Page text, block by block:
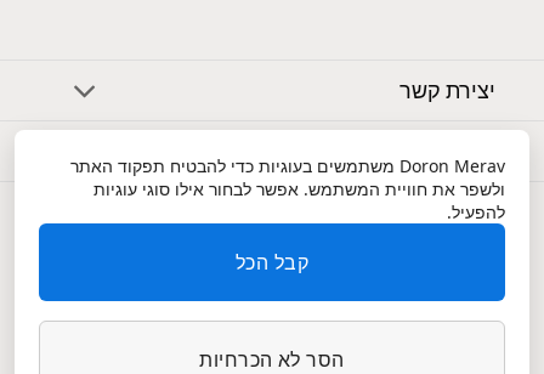
יצירת קשר
שירות לקוחות
Doron Merav משתמשים בעוגיות כדי להבטיח תפקוד האתר
ולשפר את חוויית המשתמש. אפשר לבחור אילו סוגי עוגיות
להפעיל.
קבל הכל
הסר לא הכרחיות